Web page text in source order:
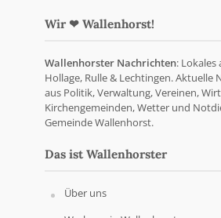
Wir ❤ Wallenhorst!
Wallenhorster Nachrichten: Lokales
Hollage, Rulle & Lechtingen. Aktuelle
aus Politik, Verwaltung, Vereinen,
Kirchengemeinden, Wetter und
Gemeinde Wallenhorst.
Das ist Wallenhorster
Über uns